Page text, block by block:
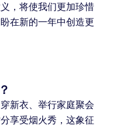
，将使我们更加珍惜
在新的一年中创造更
新衣、举行家庭聚会
享受烟火秀，这象征